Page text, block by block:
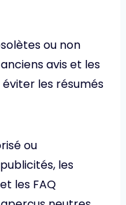
ou non
avis et les
les résumés
ou
les
les FAQ